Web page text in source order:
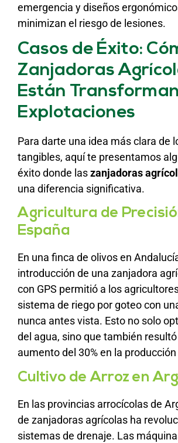
emergencia y diseños
minimizan el riesgo de lesiones.
Casos de Éxito:
Zanjadoras
Están
Explotaciones
Para darte una idea más clara de
tangibles, aquí te presentamos
éxito donde laszanjadoras
una diferencia significativa.
Agricultura de
España
En una finca de olivos en
introducción de una zanjadora
con GPS permitió a los
sistema de riego por goteo con
nunca antes vista. Esto no solo
del agua, sino que también
aumento del 30% en la
Cultivo de Arroz en
En las provincias arrocícolas de
de zanjadoras agrícolas ha
sistemas de drenaje. Las